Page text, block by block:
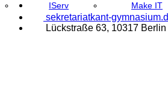
IServ Make IT
sekretariat@
kant-gymnasium.d
Lückstraße 63, 10317 Berlin